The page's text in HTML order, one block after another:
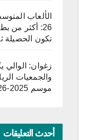
الألعاب
26: أكثر من
تكون الحصيلة
زغوان: الوالي
والجمعيات
موسم 2025-2026
أحدث التعليقات